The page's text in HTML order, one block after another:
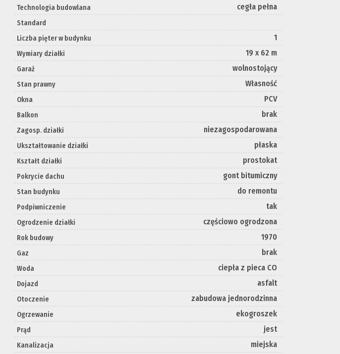
Technologia budowlana cegła pełna
Standard
Liczba pięter w budynku
1
Wymiary działki 19 x 62 m
Garaż wolnostojący
Stan prawny Własność
Okna PCV
Balkon brak
Zagosp. działki niezagospodarowana
Ukształtowanie działki płaska
Kształt działki prostokat
Pokrycie dachu gont bitumiczny
Stan budynku do remontu
Podpiwniczenie tak
Ogrodzenie działki częściowo ogrodzona
Rok budowy 1970
Gaz brak
Woda ciepła z pieca CO
Dojazd asfalt
Otoczenie zabudowa jednorodzinna
Ogrzewanie ekogroszek
Prąd jest
Kanalizacja miejska